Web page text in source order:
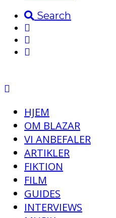
Search
HJEM
OM BLAZAR
VI ANBEFALER
ARTIKLER
FIKTION
FILM
GUIDES
INTERVIEWS